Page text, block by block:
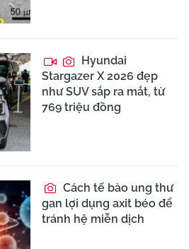
Hyundai
Stargazer X 2026 đẹp
như SUV sắp ra mắt, từ
769 triệu đồng
Cách tế bào ung thư
gan lợi dụng axit béo để
tránh hệ miễn dịch